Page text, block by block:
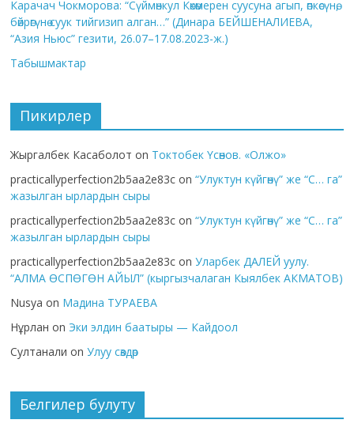
Карачач Чокморова: “Сүймөнкул Көкөмерен суусуна агып, өпкөсүнө,
бөйрөгүнө суук тийгизип алган…” (Динара БЕЙШЕНАЛИЕВА,
“Азия Ньюс” гезити, 26.07–17.08.2023-ж.)
Табышмактар
Пикирлер
Жыргалбек Касаболот on Токтобек Үсөнов. «Олжо»
practicallyperfection2b5aa2e83c on“Улуктун күйгөнү” же “С… га”
жазылган ырлардын сыры
practicallyperfection2b5aa2e83c on“Улуктун күйгөнү” же “С… га”
жазылган ырлардын сыры
practicallyperfection2b5aa2e83c onУларбек ДАЛЕЙ уулу.
“АЛМА ӨСПӨГӨН АЙЫЛ” (кыргызчалаган Кыялбек АКМАТОВ)
Nusya on Мадина ТУРАЕВА
Нұрлан on Эки элдин баатыры — Кайдоол
Султанали onУлуу сөздөр
Белгилер булуту